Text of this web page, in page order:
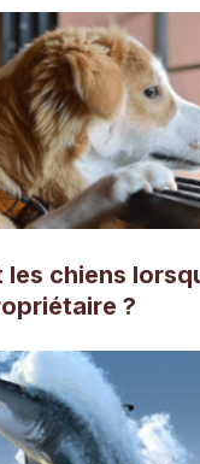
les chiens
?